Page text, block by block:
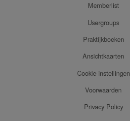
Memberlist
Usergroups
Praktijkboeken
Ansichtkaarten
Cookie instellingen
Voorwaarden
Privacy Policy